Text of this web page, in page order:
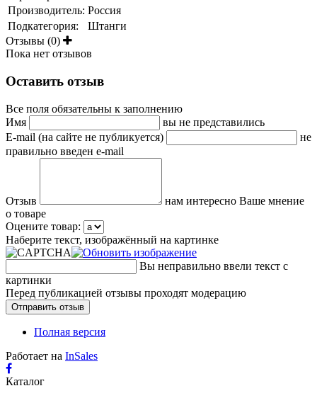
Производитель: Россия
Подкатегория:
Штанги
Отзывы (0)
Пока нет отзывов
Оставить отзыв
Все поля обязательны к заполнению
Имя
вы не представились
E-mail (на сайте не публикуется)
не
правильно введен e-mail
Отзыв
нам интересно Ваше мнение
о товаре
Оцените товар:
Наберите текст, изображённый на картинке
Вы неправильно ввели текст с
картинки
Перед публикацией отзывы проходят модерацию
Полная версия
Работает на InSales
Каталог